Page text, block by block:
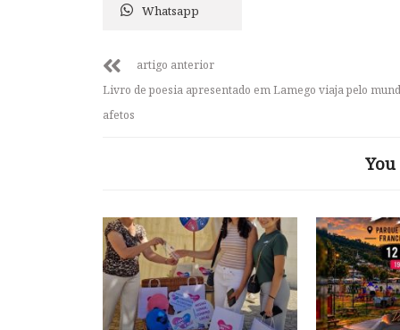
Whatsapp
artigo anterior
Livro de poesia apresentado em Lamego viaja pelo
afetos